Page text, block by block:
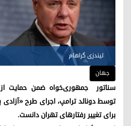
لیندزی گراهام
جهان
سناتور جمهوری‌خواه ضمن حمایت از
توسط دونالد ترامپ، اجرای طرح
برای تغییر رفتارهای تهران دانست.